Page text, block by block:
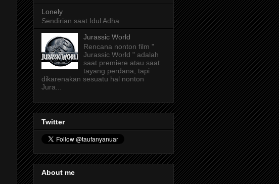
Lonely
Sendirian saat Idul Adha
Jurassic World
Rencana nonton film "
Jurassic World " adalah
saat premiere atau saat
tayang perdana, tapi
dikarenakan sesuatu hal nonton
Jura...
Twitter
About me